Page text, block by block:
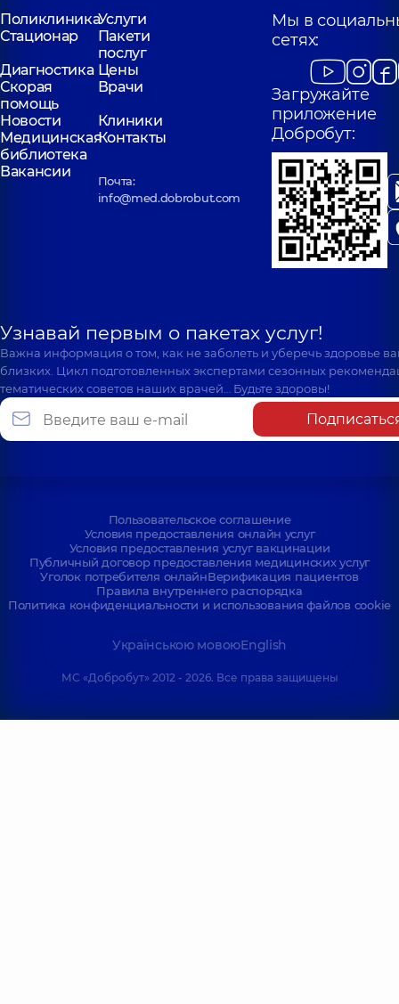
ПоликлиникаУслуги
Стационар
Пакети
послуг
Диагностика Цены
Скорая
помощь
Врачи
Новости
Клиники
Медицинская
библиотека
Контакты
Вакансии
Почта:
info@med.dobrobut.com
Мы в
сетях:
Загружайте
приложение
Добробут:
Узнавай первым о пакетах услуг!
Важна информация о том, как не заболеть и уберечь здоровье
близких. Цикл подготовленных экспертами сезонных
тематических советов наших врачей… Будьте здоровы!
Пользовательское соглашение
Условия предоставления онлайн услуг
Условия предоставления услуг вакцинации
Публичный договор предоставления медицинских услуг
Уголок потребителя онлайнВерификация пациентов
Правила внутреннего распорядка
Политика конфиденциальности и использования файлов cookie
Українською мовоюEnglish
МС «Добробут» 2012 - 2026. Все права защищены